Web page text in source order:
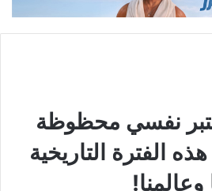
نفسي محظوظة
الفترة التاريخية